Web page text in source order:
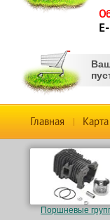
Главная
Поршневые